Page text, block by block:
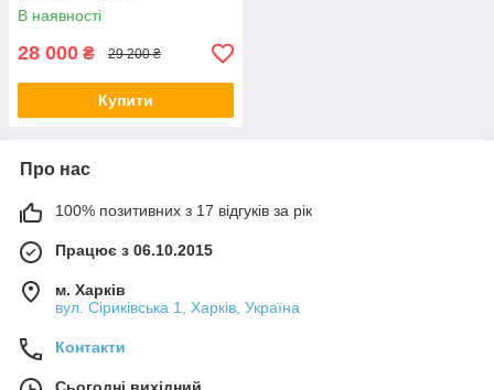
В наявності
28 000 ₴ 29 200 ₴
Купити
Про нас
100% позитивних з 17 відгуків за рік
Працює з 06.10.2015
м. Харків
вул. Сіриківська 1, Харків, Україна
Контакти